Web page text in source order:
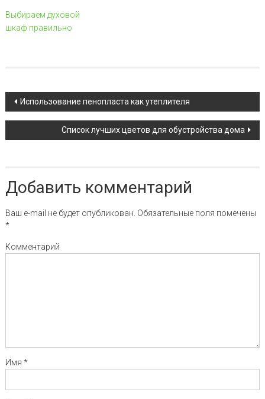
Выбираем духовой
шкаф правильно
Навигация по записи
Использование пенопласта как утеплителя
Список лучших цветов для обустройства дома
Добавить комментарий
Ваш e-mail не будет опубликован. Обязательные поля помечены
*
Комментарий
Имя *